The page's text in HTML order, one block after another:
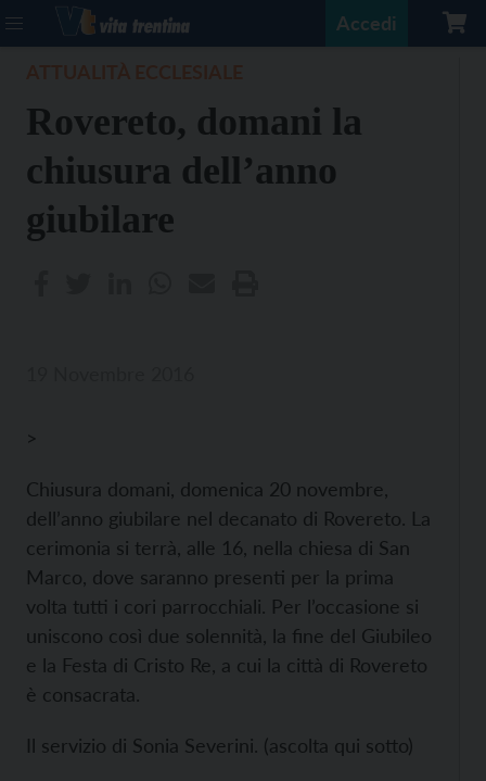
Accedi
Rovereto, domani la
chiusura dell’anno
giubilare
>
Chiusura domani, domenica 20 novembre,
dell’anno giubilare nel decanato di Rovereto. La
cerimonia si terrà, alle 16, nella chiesa di San
Marco, dove saranno presenti per la prima
volta tutti i cori parrocchiali. Per l’occasione si
uniscono così due solennità, la fine del Giubileo
e la Festa di Cristo Re, a cui la città di Rovereto
è consacrata.
Il servizio di Sonia Severini. (ascolta qui sotto)